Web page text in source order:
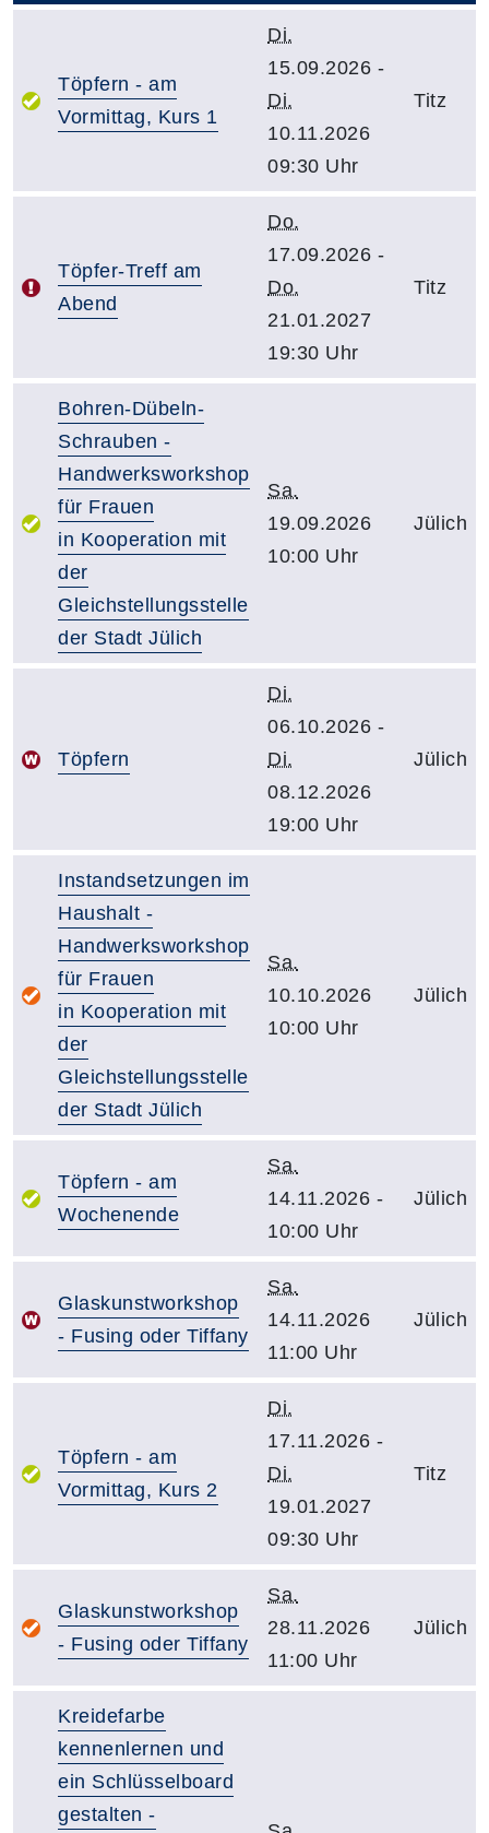
Töpfern - am
Vormittag, Kurs 1
Di.
15.09.2026 -
Di.
10.11.2026
09:30 Uhr
Titz
Töpfer-Treff am
Abend
Do.
17.09.2026 -
Do.
21.01.2027
19:30 Uhr
Titz
Bohren-Dübeln-
Schrauben -
Handwerksworkshop
für Frauen
in Kooperation mit
der
Gleichstellungsstelle
der Stadt Jülich
Sa.
19.09.2026
10:00 Uhr
Jülich
Töpfern
Di.
06.10.2026 -
Di.
08.12.2026
19:00 Uhr
Jülich
Instandsetzungen im
Haushalt -
Handwerksworkshop
für Frauen
in Kooperation mit
der
Gleichstellungsstelle
der Stadt Jülich
Sa.
10.10.2026
10:00 Uhr
Jülich
Töpfern - am
Wochenende
Sa.
14.11.2026 -
10:00 Uhr
Jülich
Glaskunstworkshop
- Fusing oder Tiffany
Sa.
14.11.2026
11:00 Uhr
Jülich
Töpfern - am
Vormittag, Kurs 2
Di.
17.11.2026 -
Di.
19.01.2027
09:30 Uhr
Titz
Glaskunstworkshop
- Fusing oder Tiffany
Sa.
28.11.2026
11:00 Uhr
Jülich
Kreidefarbe
kennenlernen und
ein Schlüsselboard
gestalten -